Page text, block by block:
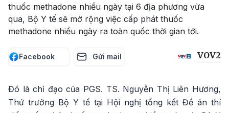
thuốc methadone nhiều ngày tại 6 địa phương vừa
qua, Bộ Y tế sẽ mở rộng việc cấp phát thuốc
methadone nhiều ngày ra toàn quốc thời gian tới.
Facebook Gửi mail VOV2
Đó là chỉ đạo của PGS. TS. Nguyễn Thị Liên Hương,
Thứ trưởng Bộ Y tế tại Hội nghị tổng kết Đề án thí